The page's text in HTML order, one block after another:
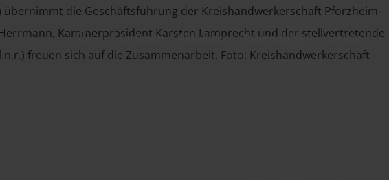
Startseite Aktuelles Unternehmen Stellen